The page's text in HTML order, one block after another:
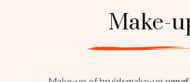
Make-